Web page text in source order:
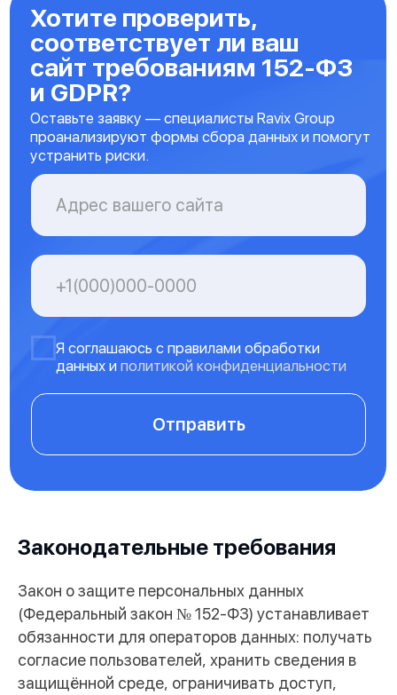
Законодательные требования
Закон о защите персональных данных
(Федеральный закон № 152-ФЗ) устанавливает
обязанности для операторов данных: получать
согласие пользователей, хранить сведения в
защищённой среде, ограничивать доступ,